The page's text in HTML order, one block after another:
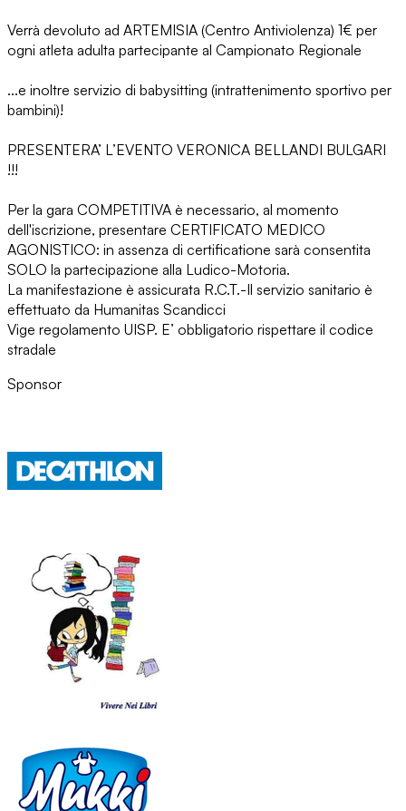
Verrà devoluto ad ARTEMISIA (Centro Antiviolenza) 1€ per
ogni atleta adulta partecipante al Campionato Regionale
...e inoltre servizio di babysitting (intrattenimento sportivo per
bambini)!
PRESENTERA’ L’EVENTO VERONICA BELLANDI BULGARI
!!!
Per la gara COMPETITIVA è necessario, al momento
dell'iscrizione, presentare CERTIFICATO MEDICO
AGONISTICO: in assenza di certificatione sarà consentita
SOLO la partecipazione alla Ludico-Motoria.
La manifestazione è assicurata R.C.T.-Il servizio sanitario è
effettuato da Humanitas Scandicci
Vige regolamento UISP. E’ obbligatorio rispettare il codice
stradale
Sponsor